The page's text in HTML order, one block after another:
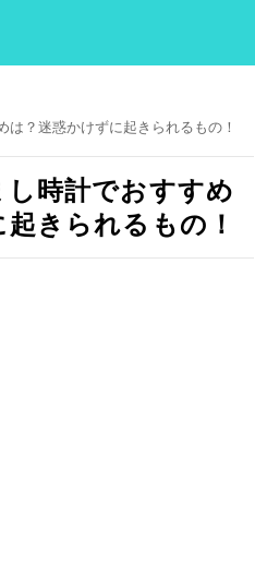
？迷惑かけずに起きられるもの！
時計でおすすめ
きられるもの！